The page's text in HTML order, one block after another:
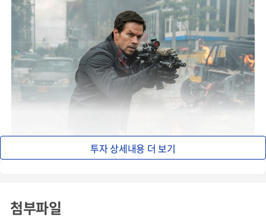
투자 상세내용 더 보기
첨부파일